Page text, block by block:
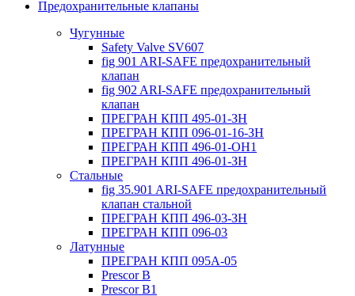
Предохранительные клапаны
Чугунные
Safety Valve SV607
fig 901 ARI-SAFE предохранительный
клапан
fig 902 ARI-SAFE предохранительный
клапан
ПРЕГРАН КПП 495-01-ЗН
ПРЕГРАН КПП 096-01-16-ЗН
ПРЕГРАН КПП 496-01-ОН1
ПРЕГРАН КПП 496-01-ЗН
Стальные
fig 35.901 ARI-SAFE предохранительный
клапан стальной
ПРЕГРАН КПП 496-03-ЗН
ПРЕГРАН КПП 096-03
Латунные
ПРЕГРАН КПП 095А-05
Prescor B
Prescor B1